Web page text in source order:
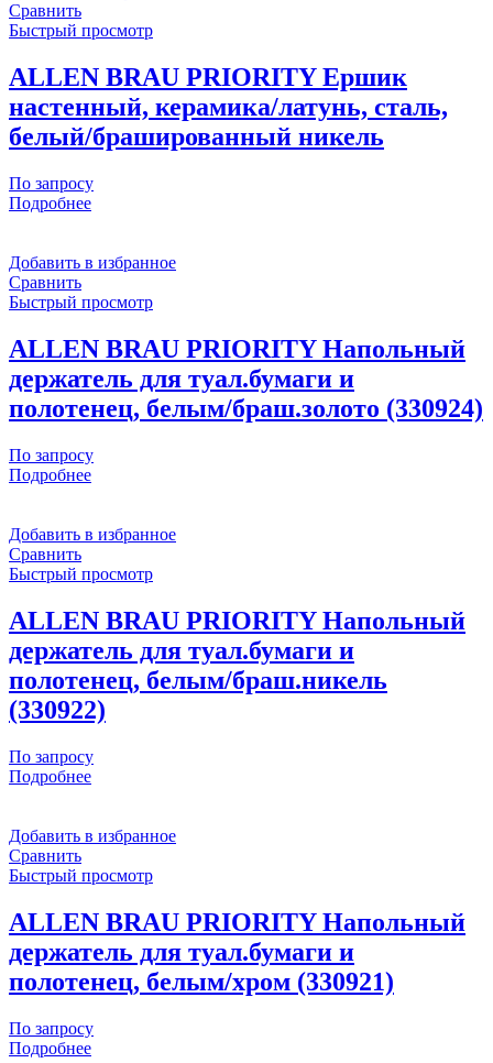
Сравнить
Быстрый просмотр
ALLEN BRAU PRIORITY Ершик
настенный, керамика/латунь, сталь,
белый/брашированный никель
По запросу
Подробнее
Добавить в избранное
Сравнить
Быстрый просмотр
ALLEN BRAU PRIORITY Напольный
держатель для туал.бумаги и
полотенец, белым/браш.золото (330924)
По запросу
Подробнее
Добавить в избранное
Сравнить
Быстрый просмотр
ALLEN BRAU PRIORITY Напольный
держатель для туал.бумаги и
полотенец, белым/браш.никель
(330922)
По запросу
Подробнее
Добавить в избранное
Сравнить
Быстрый просмотр
ALLEN BRAU PRIORITY Напольный
держатель для туал.бумаги и
полотенец, белым/хром (330921)
По запросу
Подробнее